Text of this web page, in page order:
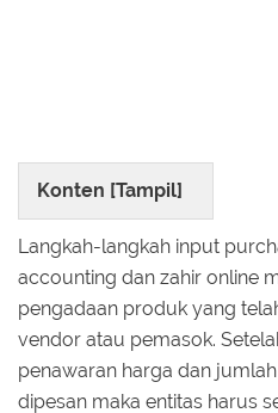
Konten [Tampil]
Langkah-langkah input
accounting dan zahir online
pengadaan produk yang
vendor atau pemasok.
penawaran harga dan
dipesan maka entitas harus